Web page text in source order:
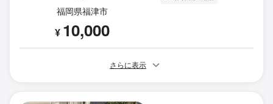
福岡県福津市
¥ 10,000
さらに表示